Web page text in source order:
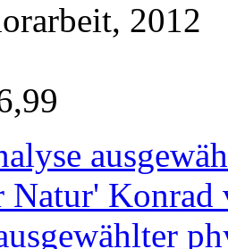
Konrad von
Ebbing